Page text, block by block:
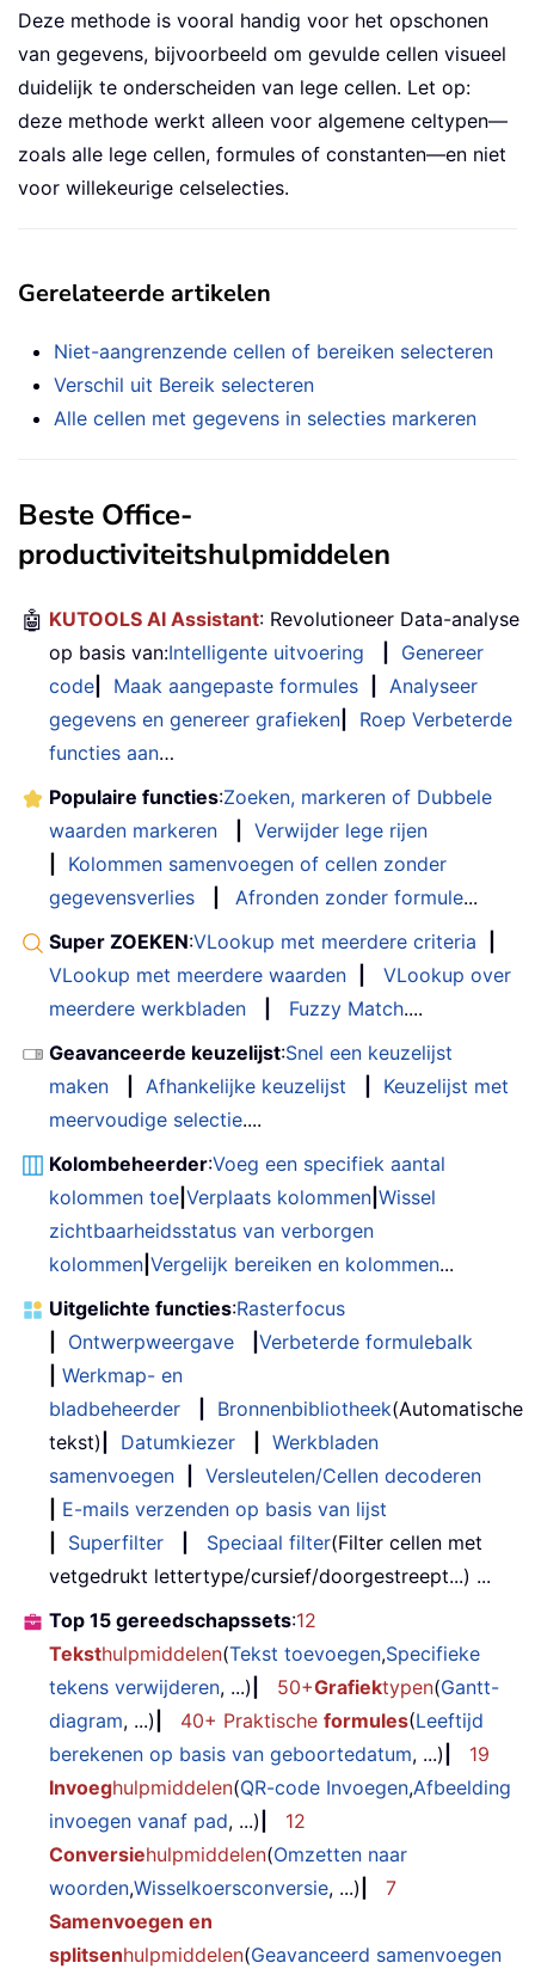
Deze methode is vooral handig voor het opschonen
van gegevens, bijvoorbeeld om gevulde cellen visueel
duidelijk te onderscheiden van lege cellen. Let op:
deze methode werkt alleen voor algemene celtypen—
zoals alle lege cellen, formules of constanten—en niet
voor willekeurige celselecties.
Gerelateerde artikelen
Niet-aangrenzende cellen of bereiken selecteren
Verschil uit Bereik selecteren
Alle cellen met gegevens in selecties markeren
Beste Office-
productiviteitshulpmiddelen
🤖 KUTOOLS AI Assistant: Revolutioneer Data-analyse
op basis van:Intelligente uitvoering
Genereer
code
Maak aangepaste formules
Analyseer
gegevens en genereer grafieken
Roep Verbeterde
functies aan…
Populaire functies:Zoeken, markeren of Dubbele
waarden markeren
Verwijder lege rijen
Kolommen samenvoegen of cellen zonder
gegevensverlies
Afronden zonder formule...
Super ZOEKEN:VLookup met meerdere criteria
VLookup met meerdere waarden
VLookup over
meerdere werkbladen
Fuzzy Match....
Geavanceerde keuzelijst:Snel een keuzelijst
maken
Afhankelijke keuzelijst
Keuzelijst met
meervoudige selectie....
Kolombeheerder:Voeg een specifiek aantal
kolommen toe Verplaats kolommen Wissel
zichtbaarheidsstatus van verborgen
kolommen Vergelijk bereiken en kolommen...
Uitgelichte functies:Rasterfocus
Ontwerpweergave
Verbeterde formulebalk
Werkmap- en
bladbeheerder
Bronnenbibliotheek(Automatische
tekst)
Datumkiezer
Werkbladen
samenvoegen
Versleutelen/Cellen decoderen
E-mails verzenden op basis van lijst
Superfilter Speciaal filter(Filter cellen met
vetgedrukt lettertype/cursief/doorgestreept...) ...
Top 15 gereedschapssets:12
Teksthulpmiddelen(Tekst toevoegen,Specifieke
tekens verwijderen, ...) 50+Grafiektypen(Gantt-
diagram, ...) 40+ Praktische formules(Leeftijd
berekenen op basis van geboortedatum, ...)
19
Invoeghulpmiddelen(QR-code Invoegen,Afbeelding
invoegen vanaf pad, ...)
12
Conversiehulpmiddelen(Omzetten naar
woorden,Wisselkoersconversie, ...)
7
Samenvoegen en
splitsenhulpmiddelen(Geavanceerd samenvoegen